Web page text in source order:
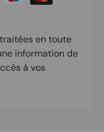
en toute
information de
à vos